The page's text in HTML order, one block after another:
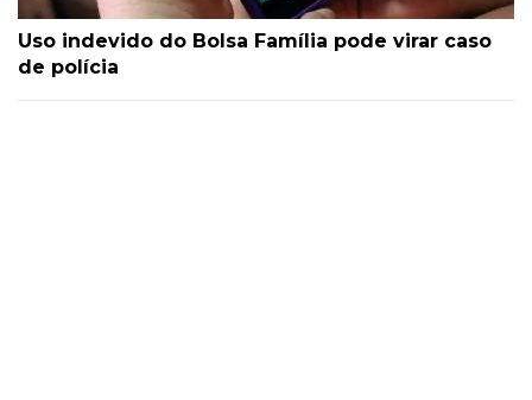
Uso indevido do Bolsa Família pode virar caso
de polícia